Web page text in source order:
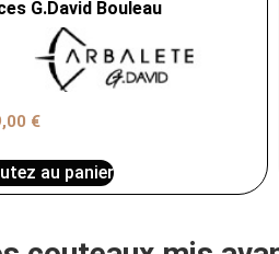
G.David Bouleau
€
au panier